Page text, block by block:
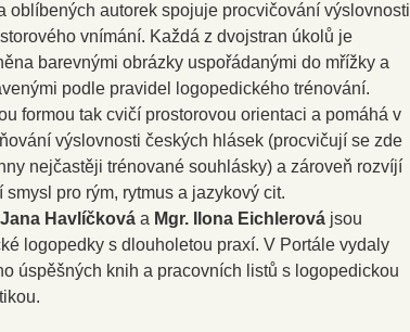
oblíbených autorek spojuje procvičování výslovnosti
vnímání. Každá z dvojstran úkolů je
barevnými obrázky uspořádanými do mřížky a
podle pravidel logopedického trénování.
formou tak cvičí prostorovou orientaci a pomáhá v
výslovnosti českých hlásek (procvičují se zde
nejčastěji trénované souhlásky) a zároveň rozvíjí
smysl pro rým, rytmus a jazykový cit.
Jana Havlíčková a Mgr. Ilona Eichlerová jsou
logopedky s dlouholetou praxí. V Portále vydaly
úspěšných knih a pracovních listů s logopedickou